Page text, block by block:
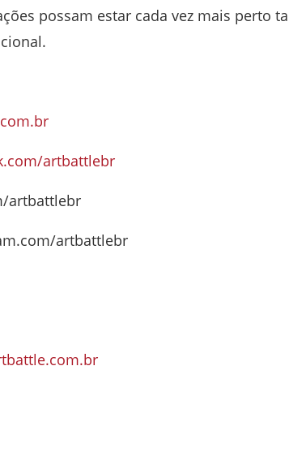
possam estar cada vez mais perto
artbattlebr
artbattlebr
artbattlebr